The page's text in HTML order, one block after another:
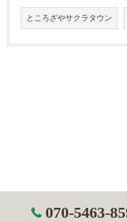
ところざやサクラタウン
070-5463-